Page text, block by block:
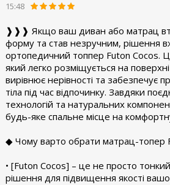
15:48
❱❱❱ Якщо ваш диван або матрац
форму та став незручним, рішення
ортопедичний топпер Futon Cocos.
який легко розміщується на
вирівнює нерівності та забезпечує
тіла під час відпочинку. Завдяки
технологій та натуральних
будь-яке спальне місце на
◆ Чому варто обрати матрац-топер
• [Futon Cocos] – це не просто
рішення для підвищення якості